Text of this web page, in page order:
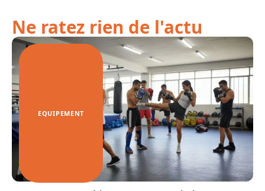
Ne ratez rien de l'actu
EQUIPEMENT